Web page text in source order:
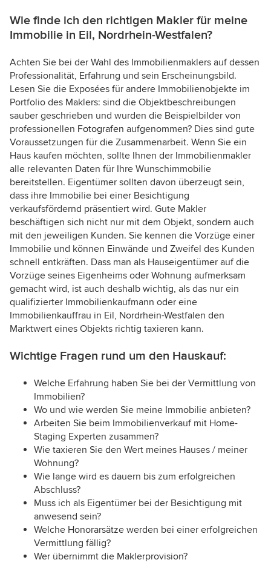
Wie finde ich den richtigen Makler für meine
Immobilie in Eil, Nordrhein-Westfalen?
Achten Sie bei der Wahl des Immobilienmaklers auf dessen
Professionalität, Erfahrung und sein Erscheinungsbild.
Lesen Sie die Exposées für andere Immobilienobjekte im
Portfolio des Maklers: sind die Objektbeschreibungen
sauber geschrieben und wurden die Beispielbilder von
professionellen Fotografen aufgenommen? Dies sind gute
Voraussetzungen für die Zusammenarbeit. Wenn Sie ein
Haus kaufen möchten, sollte Ihnen der Immobilienmakler
alle relevanten Daten für Ihre Wunschimmobilie
bereitstellen. Eigentümer sollten davon überzeugt sein,
dass ihre Immobilie bei einer Besichtigung
verkaufsfördernd präsentiert wird. Gute Makler
beschäftigen sich nicht nur mit dem Objekt, sondern auch
mit den jeweiligen Kunden. Sie kennen die Vorzüge einer
Immobilie und können Einwände und Zweifel des Kunden
schnell entkräften. Dass man als Hauseigentümer auf die
Vorzüge seines Eigenheims oder Wohnung aufmerksam
gemacht wird, ist auch deshalb wichtig, als das nur ein
qualifizierter Immobilienkaufmann oder eine
Immobilienkauffrau in Eil, Nordrhein-Westfalen den
Marktwert eines Objekts richtig taxieren kann.
Wichtige Fragen rund um den Hauskauf:
Welche Erfahrung haben Sie bei der Vermittlung von
Immobilien?
Wo und wie werden Sie meine Immobilie anbieten?
Arbeiten Sie beim Immobilienverkauf mit Home-
Staging Experten zusammen?
Wie taxieren Sie den Wert meines Hauses / meiner
Wohnung?
Wie lange wird es dauern bis zum erfolgreichen
Abschluss?
Muss ich als Eigentümer bei der Besichtigung mit
anwesend sein?
Welche Honorarsätze werden bei einer erfolgreichen
Vermittlung fällig?
Wer übernimmt die Maklerprovision?